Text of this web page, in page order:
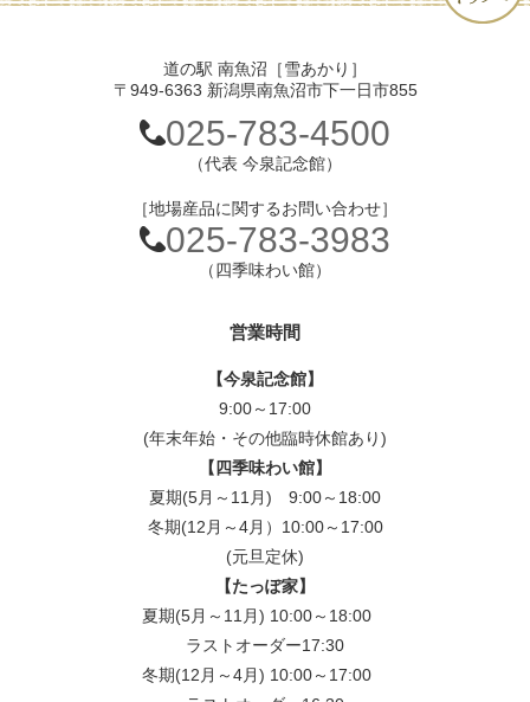
道の駅 南魚沼［雪あかり］
〒949-6363 新潟県南魚沼市下一日市855
025-783-4500
（代表 今泉記念館）
［地場産品に関するお問い合わせ］
025-783-3983
（四季味わい館）
営業時間
【今泉記念館】
9:00～17:00
(年末年始・その他臨時休館あり)
【四季味わい館】
夏期(5月～11月) 9:00～18:00
冬期(12月～4月）10:00～17:00
(元旦定休)
【たっぽ家】
夏期(5月～11月) 10:00～18:00
ラストオーダー17:30
冬期(12月～4月) 10:00～17:00